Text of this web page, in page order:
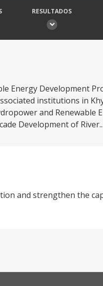
RESULTADOS
Energy Development
institutions in
and Renewable
Development of
and strengthen the